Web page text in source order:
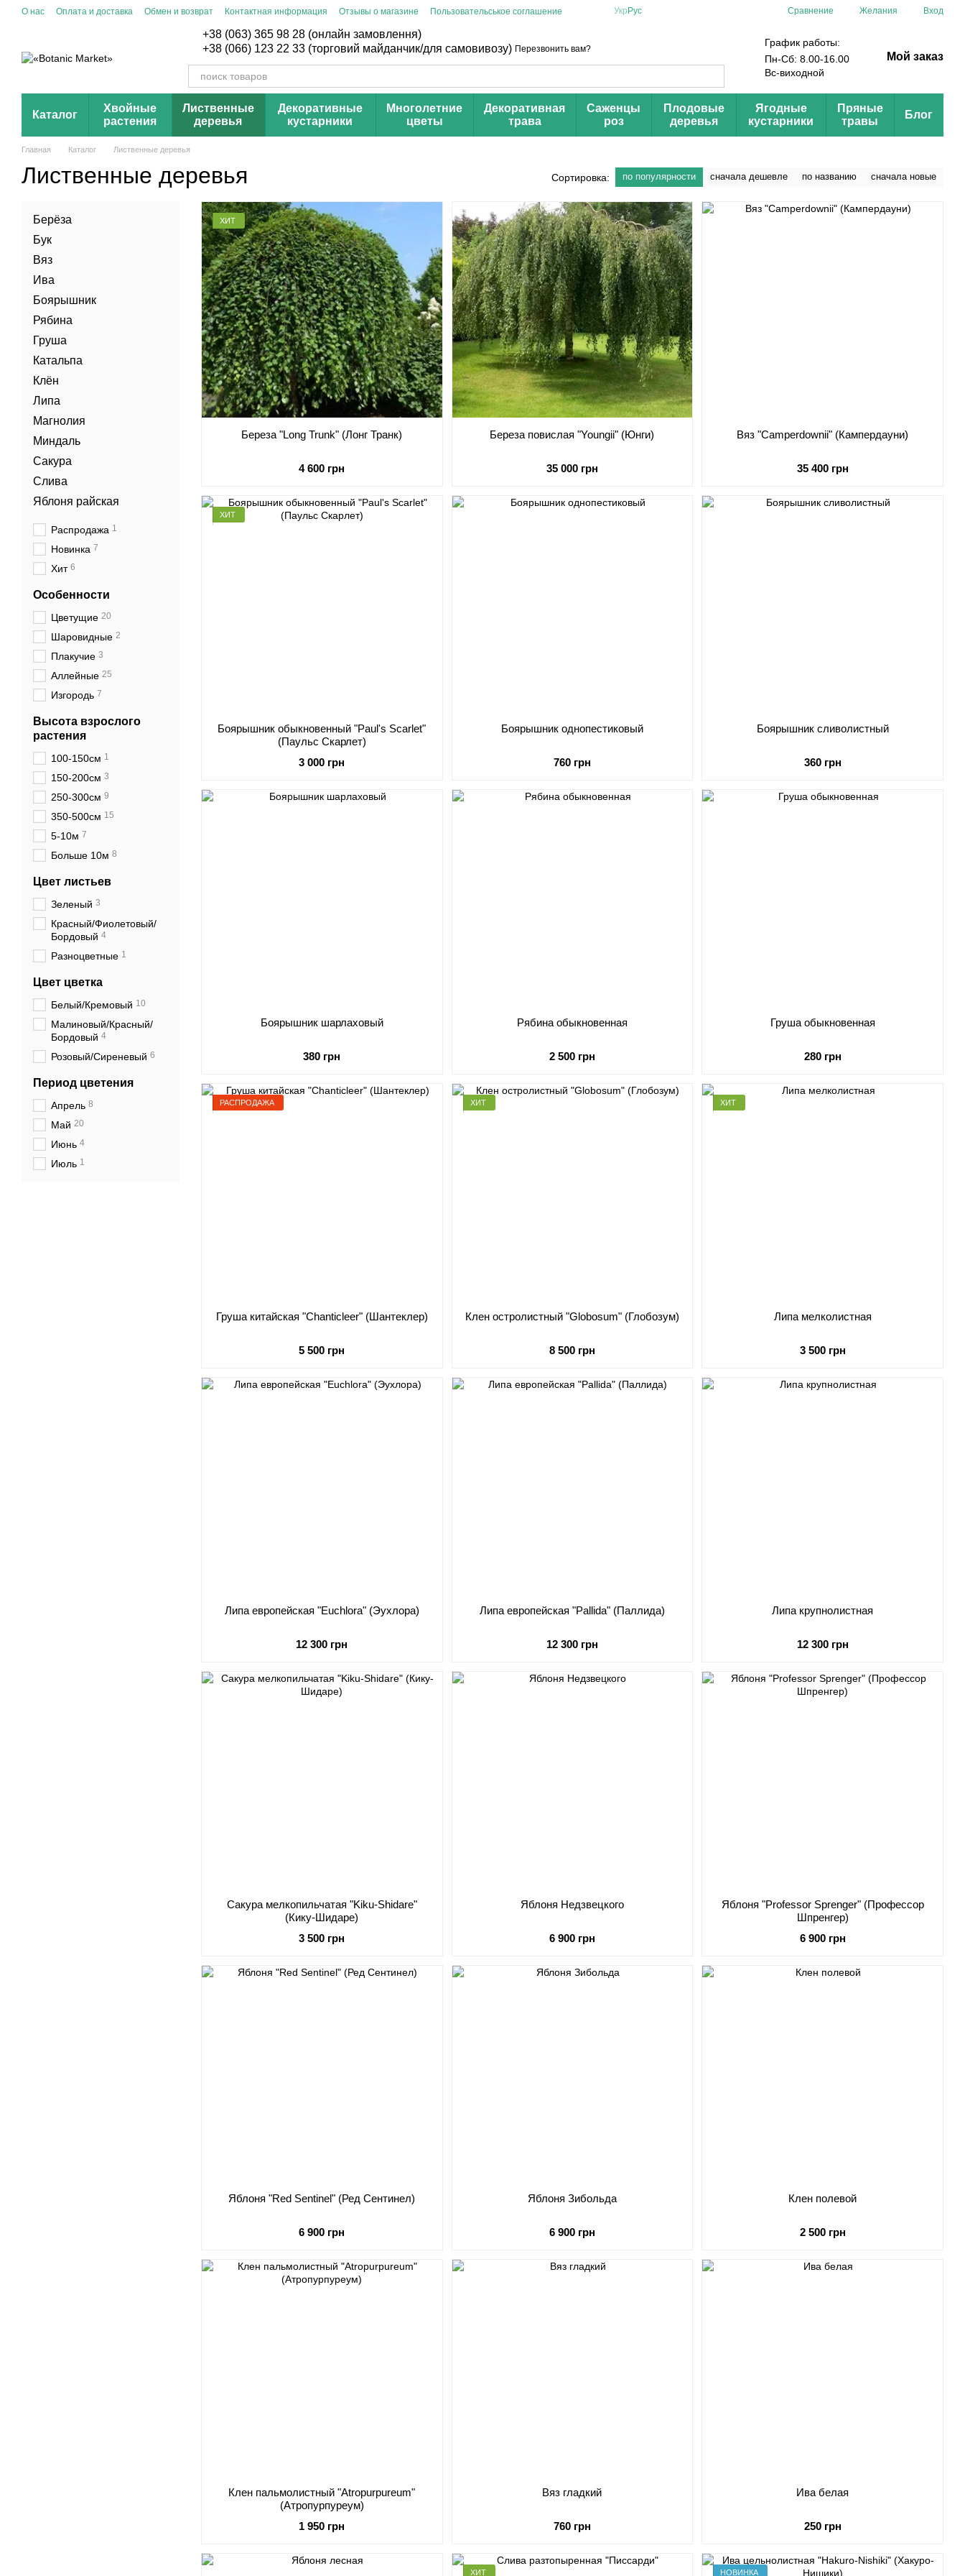
Перейти к основному контенту
О нас Оплата и доставка Обмен и возврат Контактная информация Отзывы о магазине Пользовательськое соглашение Укр Рус Сравнение Желания Вход
+38 (063) 365 98 28 (онлайн замовлення)
+38 (066) 123 22 33 (торговий майданчик/для самовивозу) Перезвонить вам?
График работы:
Пн-Сб: 8.00-16.00
Вс-виходной
Мой заказ
Каталог
Хвойные
растения
Лиственные
деревья
Декоративные
кустарники
Многолетние
цветы
Декоративная
трава
Саженцы
роз
Плодовые
деревья
Ягодные
кустарники
Пряные
травы
Блог
Главная Каталог Лиственные деревья
Лиственные деревья Сортировка: по популярности сначала дешевле по названию сначала новые
ХИТ
Береза "Long Trunk" (Лонг Транк)
4 600 грн
Береза повислая "Youngii" (Юнги)
35 000 грн
Вяз "Camperdownii" (Кампердауни)
35 400 грн
ХИТ
Боярышник обыкновенный "Paul's Scarlet"
(Паульс Скарлет)
3 000 грн
Боярышник однопестиковый
760 грн
Боярышник сливолистный
360 грн
Боярышник шарлаховый
380 грн
Рябина обыкновенная
2 500 грн
Груша обыкновенная
280 грн
РАСПРОДАЖА
Груша китайская "Chanticleer" (Шантеклер)
5 500 грн
ХИТ
Клен остролистный "Globosum" (Глобозум)
8 500 грн
ХИТ
Липа мелколистная
3 500 грн
Липа европейская "Euchlora" (Эухлора)
12 300 грн
Липа европейская "Pallida" (Паллида)
12 300 грн
Липа крупнолистная
12 300 грн
Сакура мелкопильчатая "Kiku-Shidare"
(Кику-Шидаре)
3 500 грн
Яблоня Недзвецкого
6 900 грн
Яблоня "Professor Sprenger" (Профессор
Шпренгер)
6 900 грн
Яблоня "Red Sentinel" (Ред Сентинел)
6 900 грн
Яблоня Зибольда
6 900 грн
Клен полевой
2 500 грн
Клен пальмолистный "Atropurpureum"
(Атропурпуреум)
1 950 грн
Вяз гладкий
760 грн
Ива белая
250 грн
ХИТ НОВИНКА
Берёза
Бук
Вяз
Ива
Боярышник
Рябина
Груша
Катальпа
Клён
Липа
Магнолия
Миндаль
Сакура
Слива
Яблоня райская
Распродажа 1
Новинка 7
Хит 6
Особенности
Цветущие 20
Шаровидные 2
Плакучие 3
Аллейные 25
Изгородь 7
Высота взрослого
растения
100-150см 1
150-200см 3
250-300см 9
350-500см 15
5-10м 7
Больше 10м 8
Цвет листьев
Зеленый 3
Красный/Фиолетовый/
Бордовый 4
Разноцветные 1
Цвет цветка
Белый/Кремовый 10
Малиновый/Красный/
Бордовый 4
Розовый/Сиреневый 6
Период цветения
Апрель 8
Май 20
Июнь 4
Июль 1